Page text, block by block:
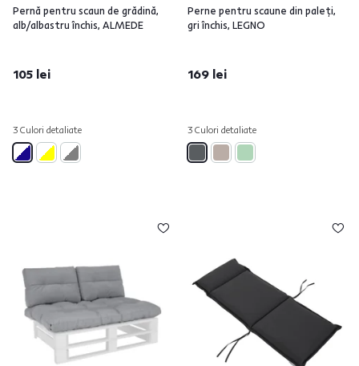
Pernă pentru scaun de grădină,
alb/albastru închis, ALMEDE
105 lei
3 Culori detaliate
Perne pentru scaune din paleţi,
gri închis, LEGNO
169 lei
3 Culori detaliate